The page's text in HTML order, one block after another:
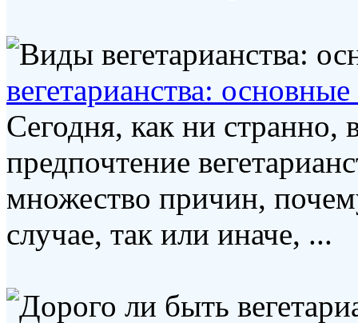
вегетарианства:
Сегодня, как ни странно,
предпочтение
множество причин,
случае, так или иначе, ...